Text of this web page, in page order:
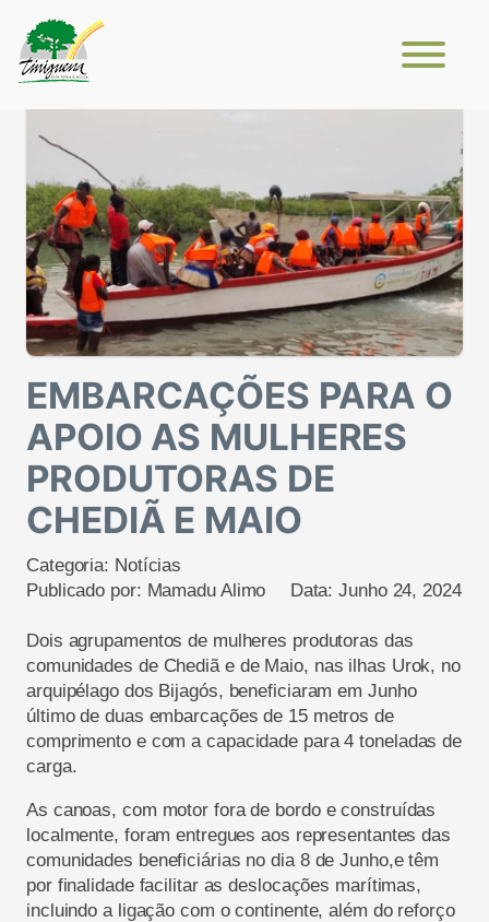
EMBARCAÇÕES PARA O
APOIO AS MULHERES
PRODUTORAS DE
CHEDIÃ E MAIO
Categoria: Notícias
Publicado por: Mamadu Alimo Data:Junho 24, 2024
Dois agrupamentos de mulheres produtoras das
comunidades de Chediãe de Maio, nas ilhas Urok, no
arquipélago dos Bijagós, beneficiaram em Junho
últimode duas embarcaçõesde 15 metros de
comprimento e com acapacidade para 4 toneladas de
carga.
As canoas, com motor fora de bordoeconstruídas
localmente, foram entregues aos representantes das
comunidades beneficiárias no dia 8 de Junho,e têm
por finalidadefacilitar as deslocações marítimas,
incluindo a ligação com o continente, além do reforço